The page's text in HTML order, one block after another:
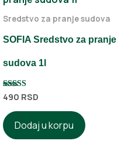
Sredstvo za pranje sudova
SOFIA Sredstvo za pranje
sudova 1l
Ocenjeno sa
5.00
od 5
490 RSD
Dodaj u korpu